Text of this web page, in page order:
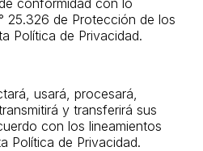
25.326 de Protección de los
Política de Privacidad.
usará, procesará,
y transferirá sus
con los lineamientos
Política de Privacidad.